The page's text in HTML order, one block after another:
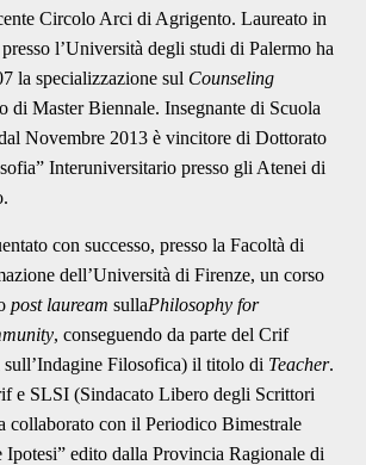
Circolo Arci di Agrigento. Laureato in
l’Università degli studi di Palermo ha
la specializzazione sul Counseling
di Master Biennale. Insegnante di Scuola
Novembre 2013 è vincitore di Dottorato
Interuniversitario presso gli Atenei di
con successo, presso la Facoltà di
dell’Università di Firenze, un corso
post lauream sullaPhilosophy for
, conseguendo da parte del Crif
Filosofica) il titolo di Teacher.
e SLSI (Sindacato Libero degli Scrittori
collaborato con il Periodico Bimestrale
edito dalla Provincia Ragionale di